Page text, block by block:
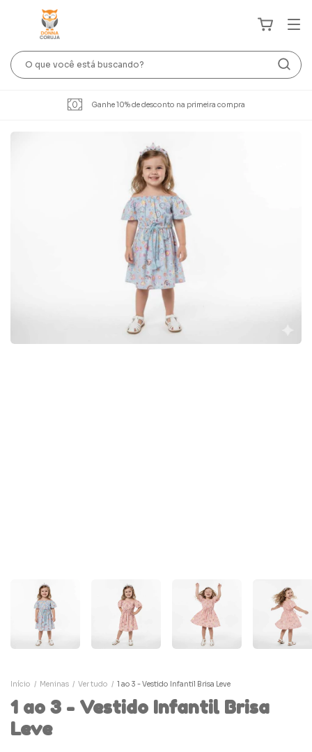
Ganhe 10% de desconto na primeira compra
Início / Meninas / Ver tudo / 1 ao 3 - Vestido Infantil Brisa Leve
1 ao 3 - Vestido Infantil Brisa
Leve